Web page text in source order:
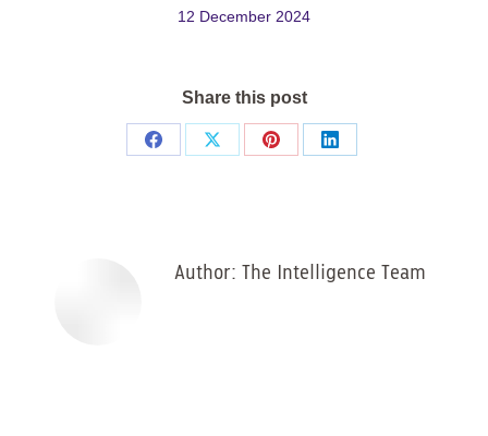
12 December 2024
Share this post
Share
Share
Share
Share
Author: The Intelligence Team